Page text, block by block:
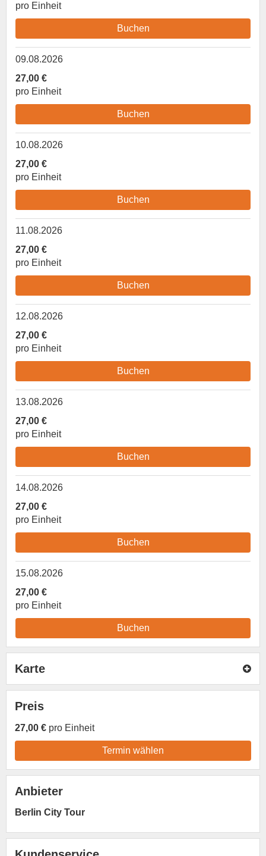
pro Einheit
Buchen
09.08.2026
27,00 €
pro Einheit
Buchen
10.08.2026
27,00 €
pro Einheit
Buchen
11.08.2026
27,00 €
pro Einheit
Buchen
12.08.2026
27,00 €
pro Einheit
Buchen
13.08.2026
27,00 €
pro Einheit
Buchen
14.08.2026
27,00 €
pro Einheit
Buchen
15.08.2026
27,00 €
pro Einheit
Buchen
Karte
Preis
27,00 € pro Einheit
Termin wählen
Anbieter
Berlin City Tour